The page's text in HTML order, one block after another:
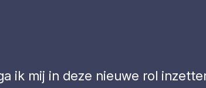
ik mij in deze nieuwe rol